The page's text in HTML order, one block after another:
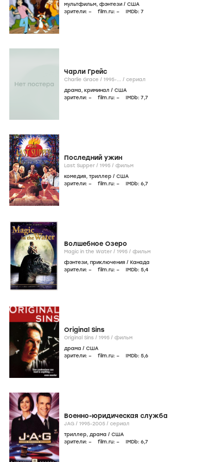
мультфильм, фэнтези / США
зрители: – film.ru: – IMDb: 7
Чарли Грейс
Charlie Grace / 1995-... / сериал
драма, криминал / США
зрители: – film.ru: – IMDb: 7,7
Последний ужин
Last Supper / 1995 / фильм
комедия, триллер / США
зрители: – film.ru: – IMDb: 6,7
Волшебное Озеро
Magic in the Water / 1995 / фильм
фэнтези, приключения / Канада
зрители: – film.ru: – IMDb: 5,4
Original Sins
Original Sins / 1995 / фильм
драма / США
зрители: – film.ru: – IMDb: 5,6
Военно-юридическая служба
JAG / 1995-2005 / сериал
триллер, драма / США
зрители: – film.ru: – IMDb: 6,7